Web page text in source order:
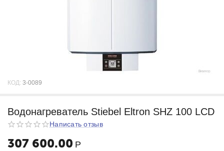
КОД: 3-0089
Водонагреватель Stiebel Eltron SHZ 100 LCD
Написать отзыв
307 600.00 Р